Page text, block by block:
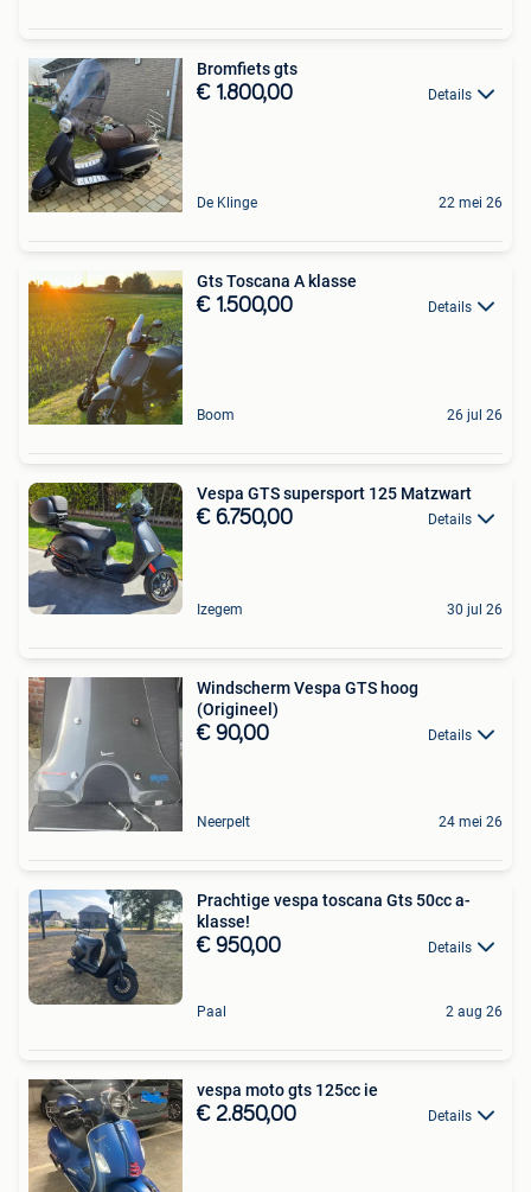
Bromfiets gts
€ 1.800,00 Details
De Klinge 22 mei 26
Gts Toscana A klasse
€ 1.500,00 Details
Boom 26 jul 26
Vespa GTS supersport 125 Matzwart
€ 6.750,00 Details
Izegem 30 jul 26
Windscherm Vespa GTS hoog
(Origineel)
€ 90,00 Details
Neerpelt 24 mei 26
Prachtige vespa toscana Gts 50cc a-
klasse!
€ 950,00 Details
Paal 2 aug 26
vespa moto gts 125cc ie
€ 2.850,00 Details